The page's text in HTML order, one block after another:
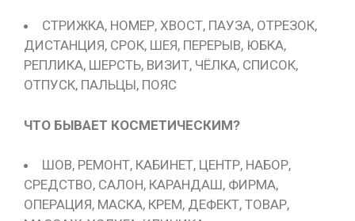
СТРИЖКА, НОМЕР, ХВОСТ, ПАУЗА, ОТРЕЗОК,
ДИСТАНЦИЯ, СРОК, ШЕЯ, ПЕРЕРЫВ, ЮБКА,
РЕПЛИКА, ШЕРСТЬ, ВИЗИТ, ЧЁЛКА, СПИСОК,
ОТПУСК, ПАЛЬЦЫ, ПОЯС
ЧТО БЫВАЕТ КОСМЕТИЧЕСКИМ?
ШОВ, РЕМОНТ, КАБИНЕТ, ЦЕНТР, НАБОР,
СРЕДСТВО, САЛОН, КАРАНДАШ, ФИРМА,
ОПЕРАЦИЯ, МАСКА, КРЕМ, ДЕФЕКТ, ТОВАР,